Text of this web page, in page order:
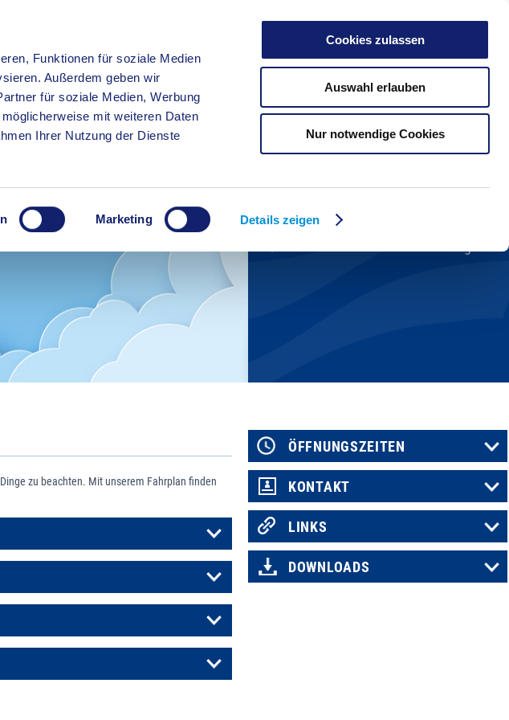
Funktionen für soziale Medien
Außerdem geben wir
für soziale Medien, Werbung
mit weiteren Daten
Ihrer Nutzung der Dienste
Marketing Details zeigen
Cookies zulassen
Auswahl erlauben
Nur notwendige Cookies
BILDUNG
Kreisverwaltung A-Z
Veranstaltungskalender
zu beachten. Mit unserem Fahrplan finden
ÖFFNUNGSZEITEN
KONTAKT
LINKS
DOWNLOADS